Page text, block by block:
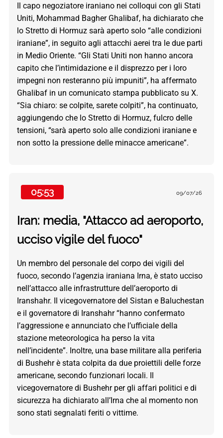
Il capo negoziatore iraniano nei colloqui con gli Stati
Uniti, Mohammad Bagher Ghalibaf, ha dichiarato che
lo Stretto di Hormuz sarà aperto solo “alle condizioni
iraniane”, in seguito agli attacchi aerei tra le due parti
in Medio Oriente. “Gli Stati Uniti non hanno ancora
capito che l’intimidazione e il disprezzo per i loro
impegni non resteranno più impuniti”, ha affermato
Ghalibaf in un comunicato stampa pubblicato su X.
“Sia chiaro: se colpite, sarete colpiti”, ha continuato,
aggiungendo che lo Stretto di Hormuz, fulcro delle
tensioni, “sarà aperto solo alle condizioni iraniane e
non sotto la pressione delle minacce americane”.
05:53 09/07/26
Iran: media, "Attacco ad aeroporto,
ucciso vigile del fuoco"
Un membro del personale del corpo dei vigili del
fuoco, secondo l’agenzia iraniana Irna, è stato ucciso
nell’attacco alle infrastrutture dell’aeroporto di
Iranshahr. Il vicegovernatore del Sistan e Baluchestan
e il governatore di Iranshahr “hanno confermato
l’aggressione e annunciato che l’ufficiale della
stazione meteorologica ha perso la vita
nell’incidente”. Inoltre, una base militare alla periferia
di Bushehr è stata colpita da due proiettili delle forze
americane, secondo funzionari locali. Il
vicegovernatore di Bushehr per gli affari politici e di
sicurezza ha dichiarato all’Irna che al momento non
sono stati segnalati feriti o vittime.